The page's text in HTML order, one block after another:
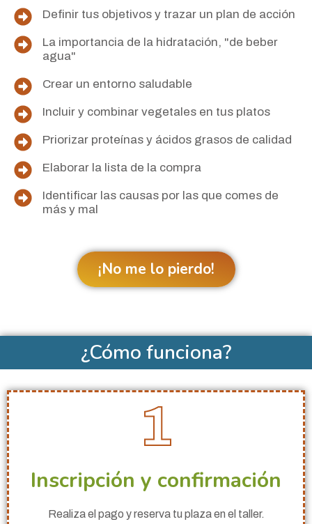
Definir tus objetivos y trazar un plan de acción
La importancia de la hidratación, "de beber
agua"
Crear un entorno saludable
Incluir y combinar vegetales en tus platos
Priorizar proteínas y ácidos grasos de calidad
Elaborar la lista de la compra
Identificar las causas por las que comes de
más y mal
¡No me lo pierdo!
¿Cómo funciona?
1
Inscripción y confirmación
Realiza el pago y reserva tu plaza en el taller.